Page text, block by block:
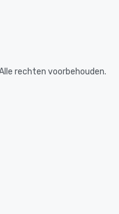
rechten voorbehouden.